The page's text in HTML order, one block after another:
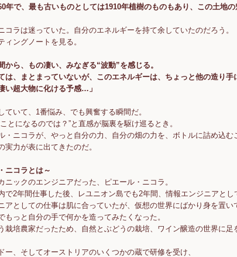
年で、最も古いものとしては1910年植樹のものもあり、この土地
コラは迷っていた。自分のエネルギーを持て余していたのだろう。
ィングノートを見る。
から、もの凄い、みなぎる“波動”を感じる。
は、まとまっていないが、このエネルギーは、ちょっと他の造り手
い超大物に化ける予感…」
ていて、1番悩み、でも興奮する瞬間だ。
とになるのでは？”と直感が脳裏を駆け巡るとき。
・ニコラが、やっと自分の力、自分の畑の力を、ボトルに詰め込む
実力が表に出てきたのだ。
ニコラとは～
ニックのエンジニアだった、ピエール・ニコラ。
で2年間仕事した後、レユニオン島でも2年間、情報エンジニアとし
アとしての仕事は肌に合っていたが、仮想の世界にばかり身を置い
もっと自分の手で何かを造ってみたくなった。
栽培農家だったため、自然とぶどうの栽培、ワイン醸造の世界に足
ー、そしてオーストリアのいくつかの蔵で研修を受け、